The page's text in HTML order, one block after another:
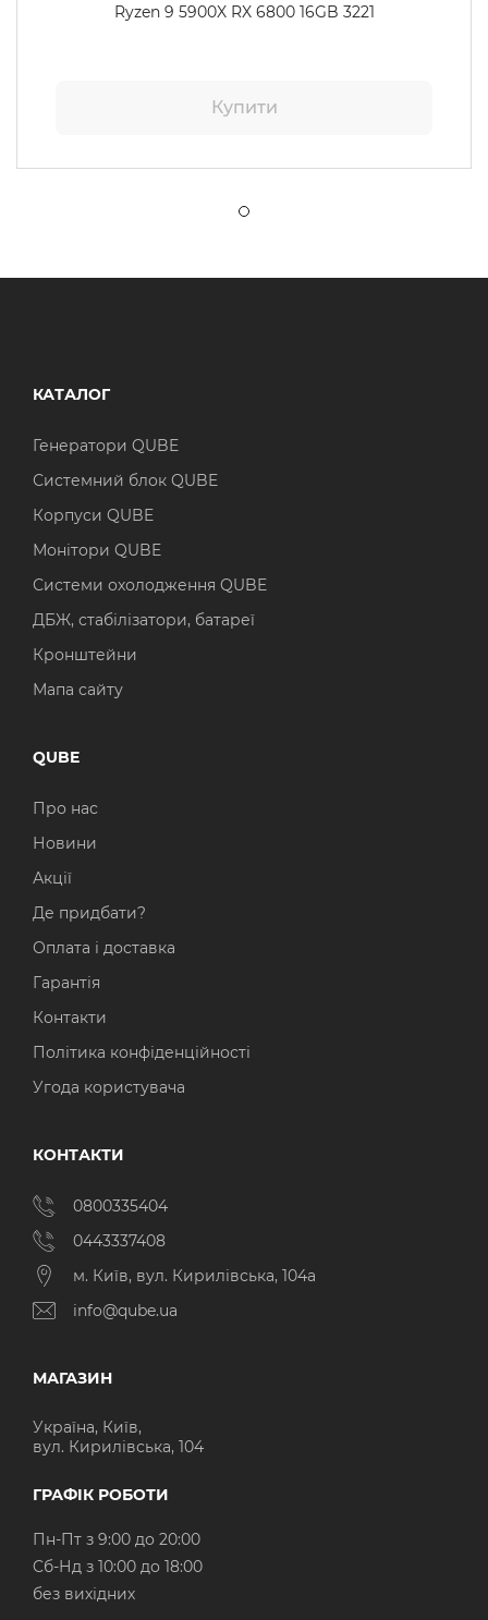
Ryzen 9 5900X RX 6800 16GB 3221
Купити
КАТАЛОГ
Генератори QUBE
Системний блок QUBE
Корпуси QUBE
Монітори QUBE
Системи охолодження QUBE
ДБЖ, стабілізатори, батареї
Кронштейни
Мапа сайту
QUBE
Про нас
Новини
Акції
Де придбати?
Оплата і доставка
Гарантія
Контакти
Політика конфіденційності
Угода користувача
КОНТАКТИ
0800335404
0443337408
м. Київ, вул. Кирилівська, 104а
info@qube.ua
МАГАЗИН
Україна, Київ,
вул. Кирилівська, 104
ГРАФІК РОБОТИ
Пн-Пт з 9:00 до 20:00
Cб-Нд з 10:00 до 18:00
без вихідних